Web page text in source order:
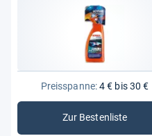
Preisspanne:4 € bis 30 €
Zur Bestenliste
: Autopflege